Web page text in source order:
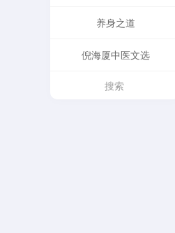
养身之道
倪海厦中医文选